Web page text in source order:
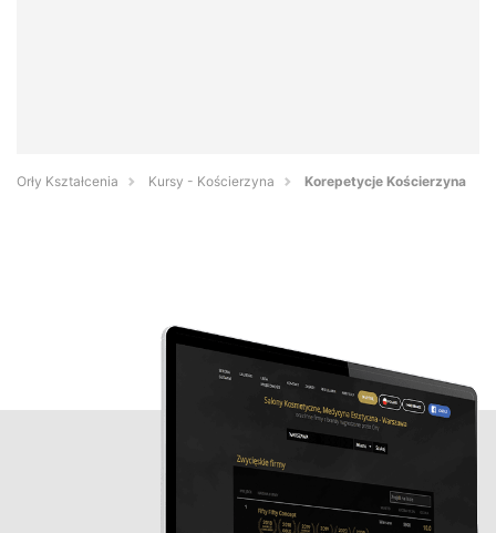
Orły Kształcenia Kursy - Kościerzyna Korepetycje Kościerzyna